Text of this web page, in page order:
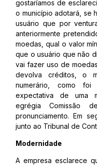
gostaríamos de
o município adotará, se
usuário que por
anteriormente
moedas, qual o valor
que o usuário que não
vai fazer uso de
devolva créditos, o
numerário, como foi
expectativa de uma
egrégia Comissão
pronunciamento. Em
junto ao Tribunal de
Modernidade
A empresa esclarece